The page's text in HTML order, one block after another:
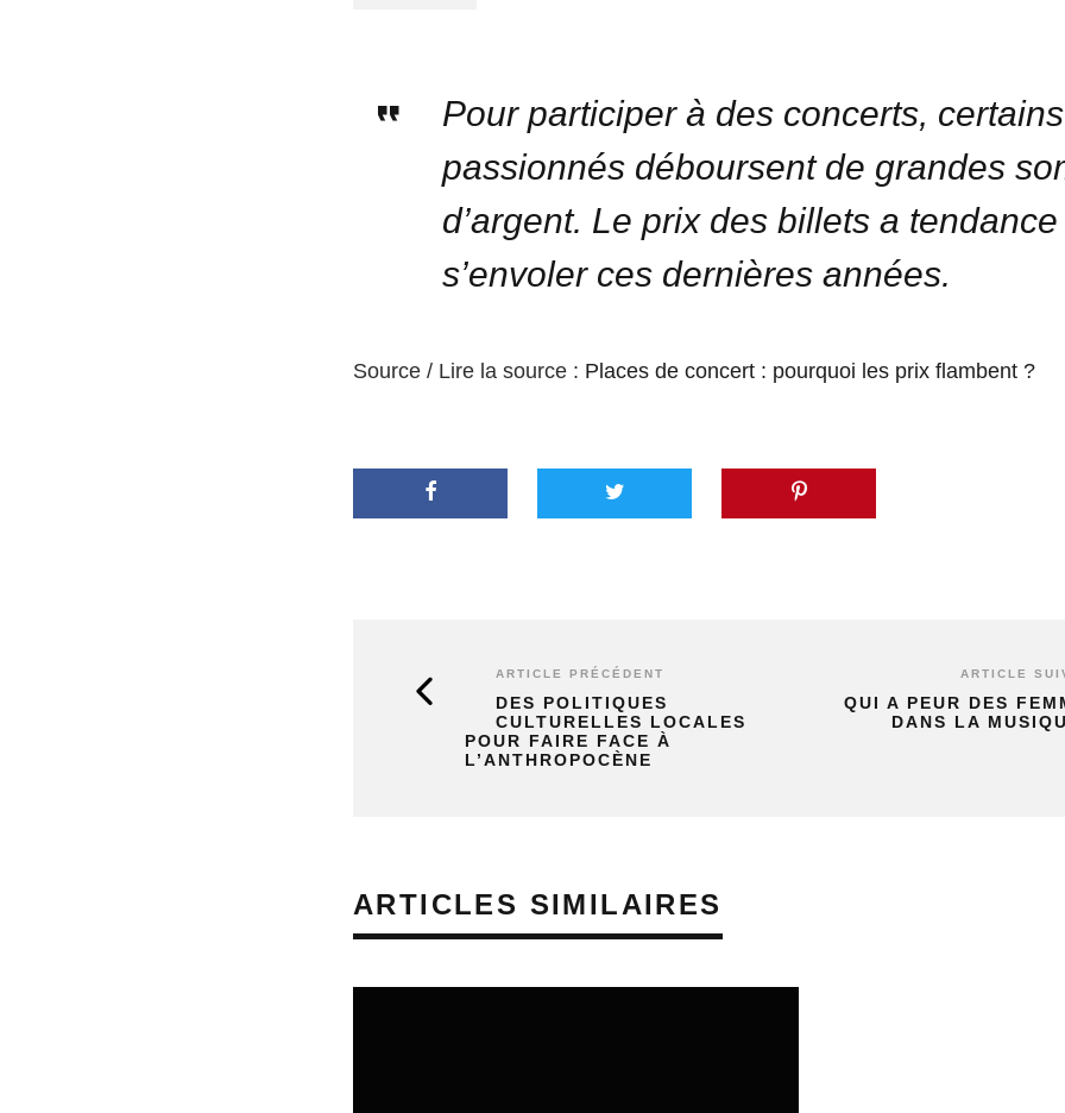
Pour participer à des concerts, certains
passionnés déboursent de grandes
d’argent. Le prix des billets a tendance
s’envoler ces dernières années.
Source / Lire la source : Places de concert : pourquoi les prix flambent ?
ARTICLE PRÉCÉDENT
DES POLITIQUES
CULTURELLES LOCALES
POUR FAIRE FACE À
L’ANTHROPOCÈNE
ARTICLE
QUI A PEUR DES
DANS LA
ARTICLES SIMILAIRES